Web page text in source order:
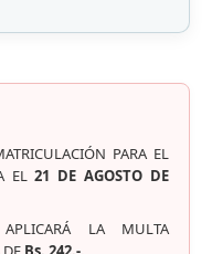
PARA EL
EL21 DE AGOSTO DE
LA MULTA